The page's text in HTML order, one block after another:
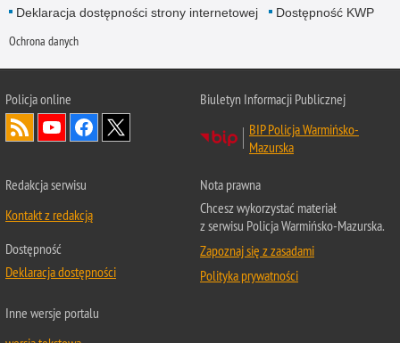
Deklaracja dostępności strony internetowej
Dostępność KWP
Ochrona danych
Policja online
Biuletyn Informacji Publicznej
BIP Policja Warmińsko-
Mazurska
Redakcja serwisu
Kontakt z redakcją
Dostępność
Deklaracja dostępności
Nota prawna
Chcesz wykorzystać materiał
z serwisu Policja Warmińsko-Mazurska.
Zapoznaj się z zasadami
Polityka prywatności
Inne wersje portalu